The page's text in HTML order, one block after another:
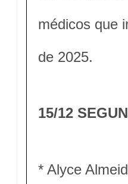
médicos que
de 2025.
15/12
* Alyce